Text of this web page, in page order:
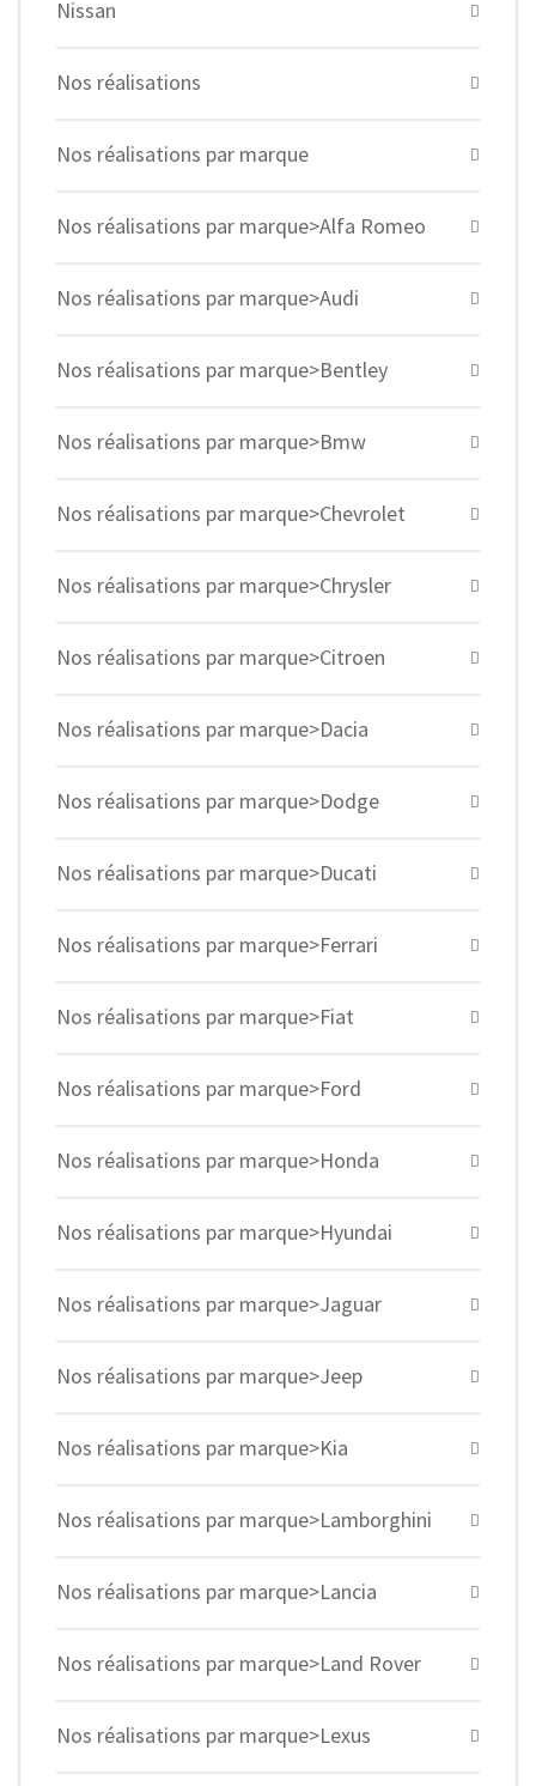
Nissan
Nos réalisations
Nos réalisations par marque
Nos réalisations par marque>Alfa Romeo
Nos réalisations par marque>Audi
Nos réalisations par marque>Bentley
Nos réalisations par marque>Bmw
Nos réalisations par marque>Chevrolet
Nos réalisations par marque>Chrysler
Nos réalisations par marque>Citroen
Nos réalisations par marque>Dacia
Nos réalisations par marque>Dodge
Nos réalisations par marque>Ducati
Nos réalisations par marque>Ferrari
Nos réalisations par marque>Fiat
Nos réalisations par marque>Ford
Nos réalisations par marque>Honda
Nos réalisations par marque>Hyundai
Nos réalisations par marque>Jaguar
Nos réalisations par marque>Jeep
Nos réalisations par marque>Kia
Nos réalisations par marque>Lamborghini
Nos réalisations par marque>Lancia
Nos réalisations par marque>Land Rover
Nos réalisations par marque>Lexus